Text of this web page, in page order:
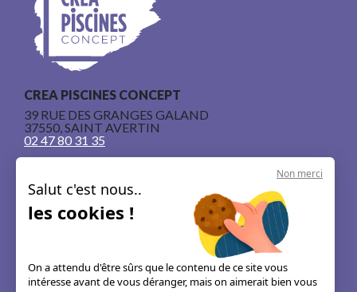
CREA PISCINES CONCEPT
39 RUE DES GRANGES GALAND
37550, SAINT AVERTIN
02 47 80 31 35
Le concept
Les guides & astuces
Non merci
Salut c'est nous..
les cookies !
On a attendu d'être sûrs que le contenu de ce site vous
intéresse avant de vous déranger, mais on aimerait bien vous